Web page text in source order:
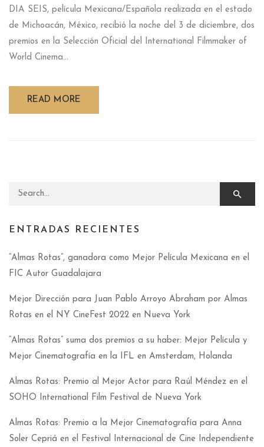
DIA SEIS, película Mexicana/Española realizada en el estado
de Michoacán, México, recibió la noche del 3 de diciembre, dos
premios en la Selección Oficial del International Filmmaker of
World Cinema...
READ MORE
Search for:
ENTRADAS RECIENTES
“Almas Rotas”, ganadora como Mejor Película Mexicana en el
FIC Autor Guadalajara
Mejor Dirección para Juan Pablo Arroyo Abraham por Almas
Rotas en el NY CineFest 2022 en Nueva York
“Almas Rotas” suma dos premios a su haber: Mejor Película y
Mejor Cinematografía en la IFL en Amsterdam, Holanda
Almas Rotas: Premio al Mejor Actor para Raúl Méndez en el
SOHO International Film Festival de Nueva York
Almas Rotas: Premio a la Mejor Cinematografía para Anna
Soler Cepriá en el Festival Internacional de Cine Independiente